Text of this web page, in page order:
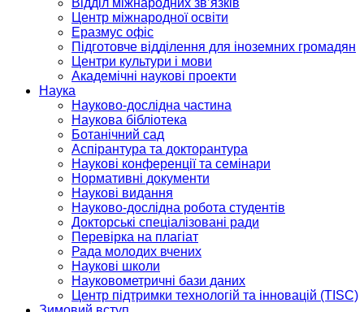
Відділ міжнародних зв’язків
Центр міжнародної освіти
Еразмус офіс
Підготовче відділення для іноземних громадян
Центри культури і мови
Академічні наукові проекти
Наука
Науково-дослідна частина
Наукова бібліотека
Ботанічний сад
Аспірантура та докторантура
Наукові конференції та семінари
Нормативні документи
Наукові видання
Науково-дослідна робота студентів
Докторські спеціалізовані ради
Перевірка на плагіат
Рада молодих вчених
Наукові школи
Науковометричні бази даних
Центр підтримки технологій та інновацій (TISC)